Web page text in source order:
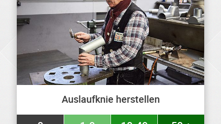
Auslaufknie herstellen